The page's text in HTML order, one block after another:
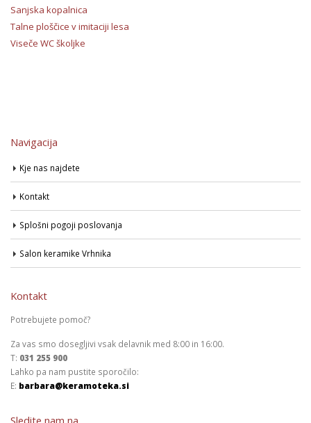
Sanjska kopalnica
Talne ploščice v imitaciji lesa
Viseče WC školjke
Navigacija
Kje nas najdete
Kontakt
Splošni pogoji poslovanja
Salon keramike Vrhnika
Kontakt
Potrebujete pomoč?
Za vas smo dosegljivi vsak delavnik med 8:00 in 16:00.
T: 031 255 900
Lahko pa nam pustite sporočilo:
E: barbara@keramoteka.si
Sledite nam na